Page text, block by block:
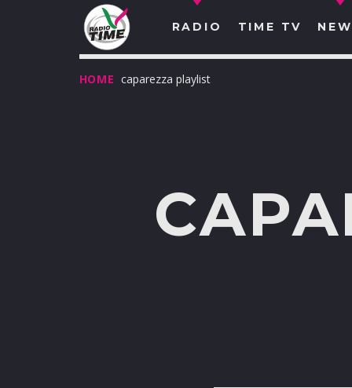
RADIO TIME TV
HOME caparezza playlist